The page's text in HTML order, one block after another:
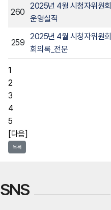
260
2025년 4월 시청자위원회
운영실적
259
2025년 4월 시청자위원회
회의록_전문
1
2
3
4
5
[다음]
목록
SNS